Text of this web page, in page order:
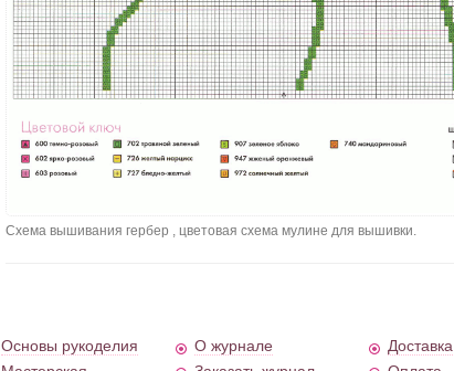
Схема вышивания гербер , цветовая схема мулине для вышивки.
Основы рукоделия
О журнале
Доставка